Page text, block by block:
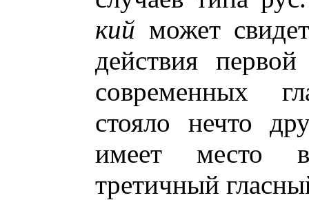
кий может
действия
современных
стояло нечто
имеет место
третичный